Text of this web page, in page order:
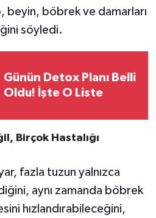
beyin, böbrek ve damarları
söyledi.
Günün Detox Planı Belli
Oldu! İşte O Liste
Birçok Hastalığı
fazla tuzun yalnızca
aynı zamanda böbrek
hızlandırabileceğini,